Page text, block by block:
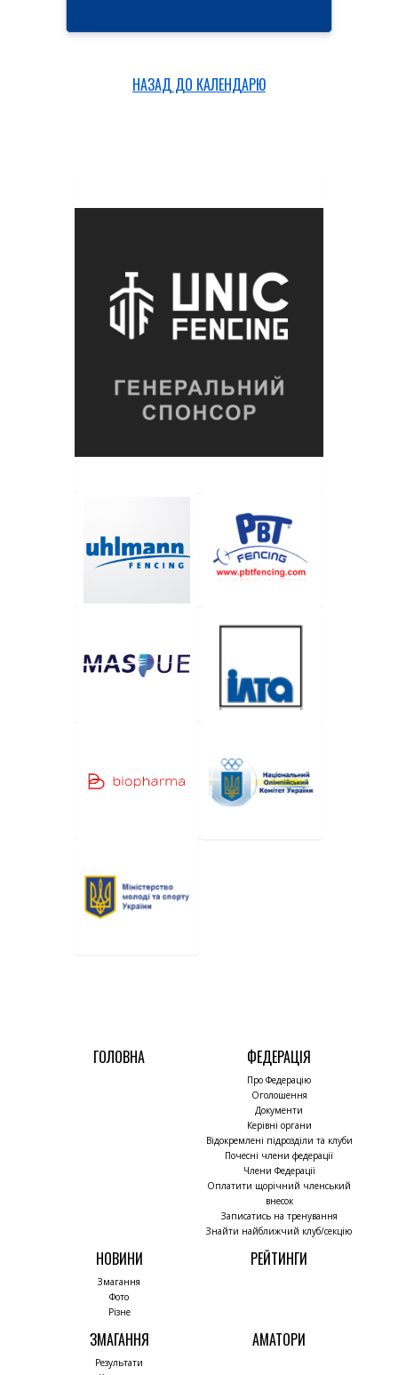
НАЗАД ДО КАЛЕНДАРЮ
ГОЛОВНА ФЕДЕРАЦІЯ
Про Федерацію
Оголошення
Документи
Керівні органи
Відокремлені підрозділи та клуби
Почесні члени федерації
Члени Федерації
Оплатити щорічний членський
внесок
Записатись на тренування
Знайти найближчий клуб/секцію
НОВИНИ
Змагання
Фото
Різне
РЕЙТИНГИ
ЗМАГАННЯ
Результати
АМАТОРИ